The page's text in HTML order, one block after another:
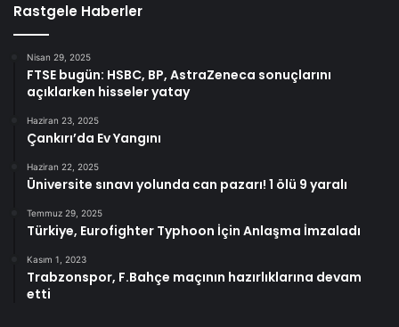
Rastgele Haberler
Nisan 29, 2025
FTSE bugün: HSBC, BP, AstraZeneca sonuçlarını
açıklarken hisseler yatay
Haziran 23, 2025
Çankırı’da Ev Yangını
Haziran 22, 2025
Üniversite sınavı yolunda can pazarı! 1 ölü 9 yaralı
Temmuz 29, 2025
Türkiye, Eurofighter Typhoon İçin Anlaşma İmzaladı
Kasım 1, 2023
Trabzonspor, F.Bahçe maçının hazırlıklarına devam
etti